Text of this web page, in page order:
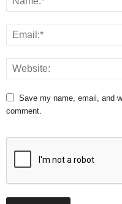
Save my name, email, and
comment.